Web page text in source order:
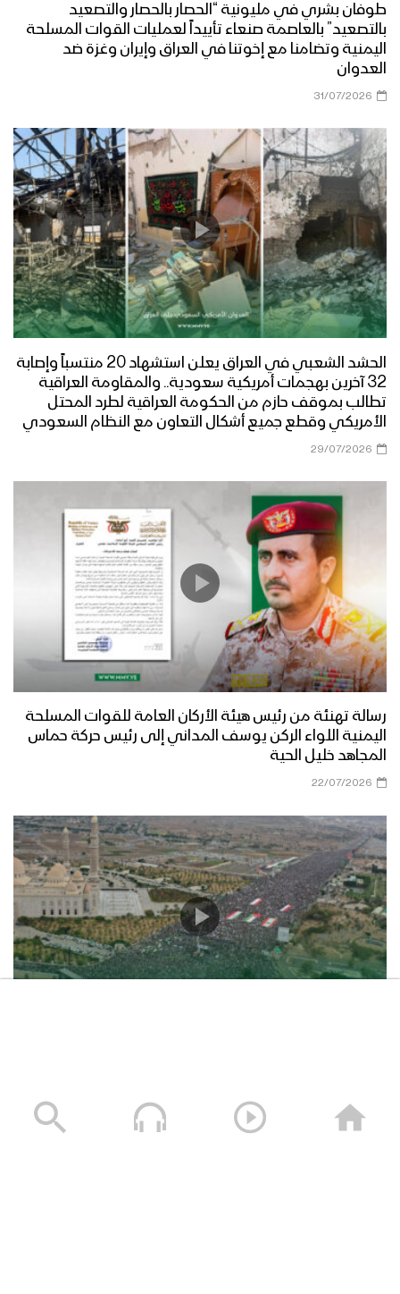
طوفان بشري في مليونية “الحصار بالحصار والتصعيد
بالتصعيد” بالعاصمة صنعاء تأييداً لعمليات القوات المسلحة
اليمنية وتضامنا مع إخوتنا في العراق وإيران وغزة ضد
العدوان
31/07/2026
الحشد الشعبي في العراق يعلن استشهاد 20 منتسباً وإصابة
32 آخرين بهجمات أمريكية سعودية.. والمقاومة العراقية
تطالب بموقف حازم من الحكومة العراقية لطرد المحتل
الأمريكي وقطع جميع أشكال التعاون مع النظام السعودي
29/07/2026
رسالة تهنئة من رئيس هيئة الأركان العامة للقوات المسلحة
اليمنية اللواء الركن يوسف المداني إلى رئيس حركة حماس
المجاهد خليل الحية
22/07/2026
17/07/2026